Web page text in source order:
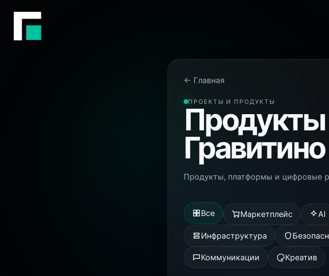
← Главная
ПРОЕКТЫ И ПРОДУКТЫ
Продукты
Гравитино
Продукты, платформы и цифровые
Все Маркетплейс AI
Инфраструктура
Коммуникации Креатив